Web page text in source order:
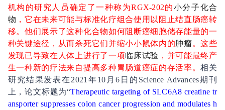
机构的研究人员确定了一种称为RGX-202的小分子化合
物 ，它在未来可能与标准化疗组合使用以阻止结直肠癌转
移。他们展示了这种化合物如何阻断癌细胞储存能量的一
种关键途径，从而杀死它们并缩小小鼠体内的肿瘤。这些
发现已导致在人体上进行了一项临床试验 ，并可能最终产
生一种新的疗法来自提高多种胃肠道癌症的存活率。相关
研究结果发表在2021年10月6日的Science Advances期刊
上，论文标题为“Therapeutic targeting of SLC6A8 creatine tr
ansporter suppresses colon cancer progression and modulates h